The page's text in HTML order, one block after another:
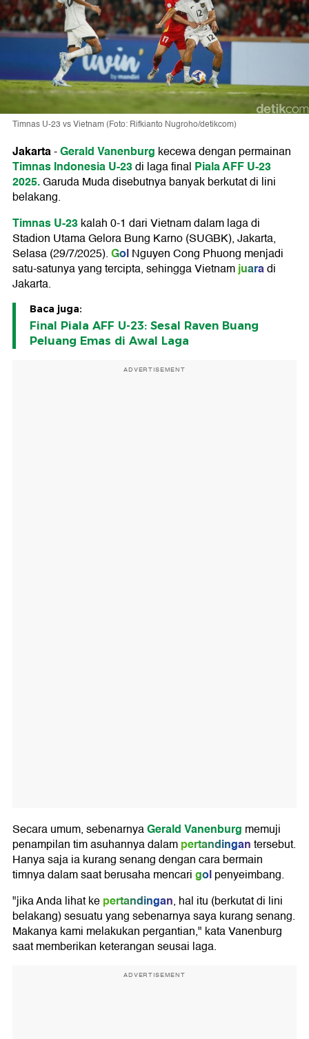
Timnas U-23 vs Vietnam (Foto: Rifkianto Nugroho/detikcom)
Jakarta-Gerald Vanenburg kecewa dengan permainan
Timnas Indonesia U-23di laga final Piala AFF U-23
2025.Garuda Muda disebutnya banyak berkutat di lini
belakang.
Timnas U-23kalah 0-1 dari Vietnam dalam laga di
Stadion Utama Gelora Bung Karno (SUGBK), Jakarta,
Selasa (29/7/2025).GolNguyen Cong Phuong menjadi
satu-satunya yang tercipta, sehingga Vietnamjuaradi
Jakarta.
Baca juga:
Final Piala AFF U-23: Sesal Raven Buang
Peluang Emas di Awal Laga
ADVERTISEMENT
Secara umum, sebenarnyaGerald Vanenburg memuji
penampilan tim asuhannya dalampertandingantersebut.
Hanya saja ia kurang senang dengan cara bermain
timnya dalam saat berusaha mencarigolpenyeimbang.
"jika Anda lihat kepertandingan, hal itu (berkutat di lini
belakang) sesuatu yang sebenarnya saya kurang senang.
Makanya kami melakukan pergantian," kata Vanenburg
saat memberikan keterangan seusai laga.
ADVERTISEMENT